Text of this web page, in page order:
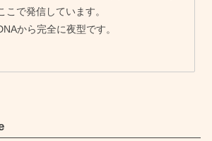
こで発信しています。
から完全に夜型です。